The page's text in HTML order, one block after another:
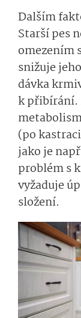
Dalším
Starší pes
omezením
snižuje
dávka
k přibírání.
(po
jako je
problém s
vyžaduje
složení.